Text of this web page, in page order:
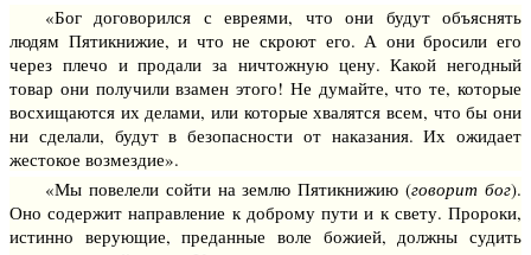
«Бог договорился с евреями, что они будут объяснять
людям Пятикнижие, и что не скроют его. А они бросили его
через плечо и продали за ничтожную цену. Какой негодный
товар они получили взамен этого! Не думайте, что те, которые
восхищаются их делами, или которые хвалятся всем, что бы они
ни сделали, будут в безопасности от наказания. Их ожидает
жестокое возмездие».
«Мы повелели сойти на землю Пятикнижию (говорит бог).
Оно содержит направление к доброму пути и к свету. Пророки,
истинно верующие, преданные воле божией, должны судить